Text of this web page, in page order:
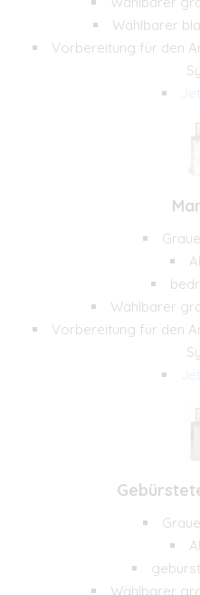
Wählbarer
Vorbereitung für den
Wählbarer
Vorbereitung für den
Wählbarer